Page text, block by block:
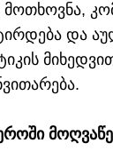
მოთხოვნა,
და